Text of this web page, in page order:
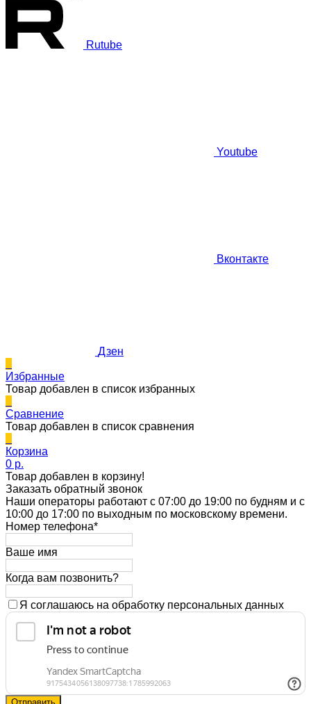
Rutube
Youtube
Вконтакте
Дзен
Избранные
Товар добавлен в список избранных
Сравнение
Товар добавлен в список сравнения
Корзина
0 p.
Товар добавлен в корзину!
Заказать обратный звонок
Наши операторы работают с 07:00 до 19:00 по будням и с
10:00 до 17:00 по выходным по московскому времени.
Номер телефона*
Ваше имя
Когда вам позвонить?
Я соглашаюсь на обработку персональных данных